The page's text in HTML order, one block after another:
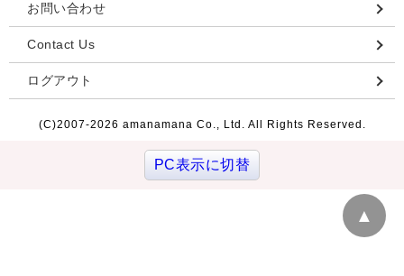
お問い合わせ
Contact Us
ログアウト
▲
(C)2007-2026 amanamana Co., Ltd. All Rights Reserved.
PC表示に切替